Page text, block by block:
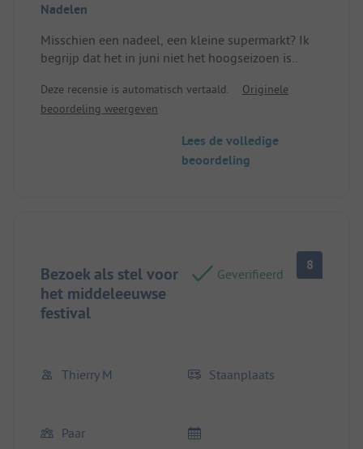
Nadelen
Misschien een nadeel, een kleine supermarkt? Ik
begrijp dat het in juni niet het hoogseizoen is..
Deze recensie is automatisch vertaald.
Originele
beoordeling weergeven
Lees de volledige
beoordeling
Bezoek als stel voor
het middeleeuwse
festival
Geverifieerd
8
Thierry M Staanplaats
Paar